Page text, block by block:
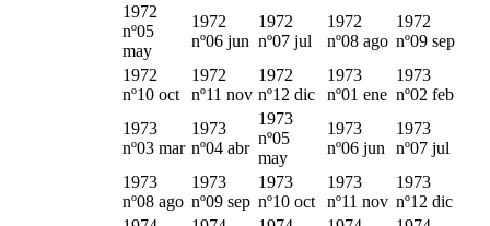
1972
nº05
may
1972
nº06 jun
1972
nº07 jul
1972
nº08 ago
1972
nº09 sep
1972
nº10 oct
1972
nº11 nov
1972
nº12 dic
1973
nº01 ene
1973
nº02 feb
1973
nº03 mar
1973
nº04 abr
1973
nº05
may
1973
nº06 jun
1973
nº07 jul
1973
nº08 ago
1973
nº09 sep
1973
nº10 oct
1973
nº11 nov
1973
nº12 dic